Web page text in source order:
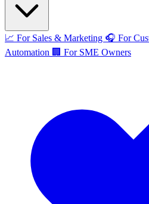
📈 For Sales & Marketing 🎧 For
Automation 🏢 For SME Owners